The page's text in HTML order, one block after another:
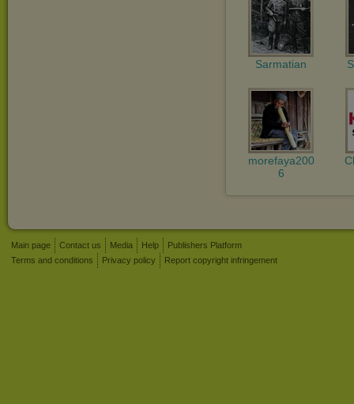
Sarmatian
morefaya200
6
Main page Contact us Media Help
Publishers Platform
Terms and conditions
Privacy policy Report copyright infringement